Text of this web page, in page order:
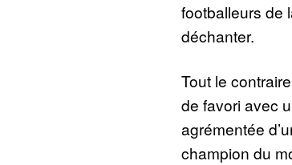
footballeurs de
déchanter.
Tout le
de favori avec
agrémentée
champion du